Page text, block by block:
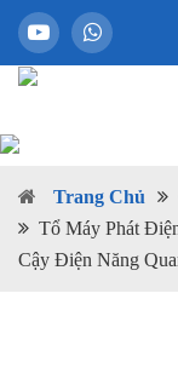
Trang Chủ
Tổ Máy Phát
Cậy Điện Năng